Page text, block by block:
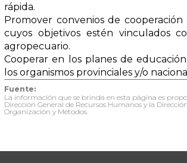
rápida.
Promover convenios de cooperación
cuyos objetivos estén vinculados
agropecuario.
Cooperar en los planes de
los organismos provinciales y/o
Fuente:
La información que se brinda en esta página es
Dirección General de Recursos Humanos y la
Organización y Métodos.